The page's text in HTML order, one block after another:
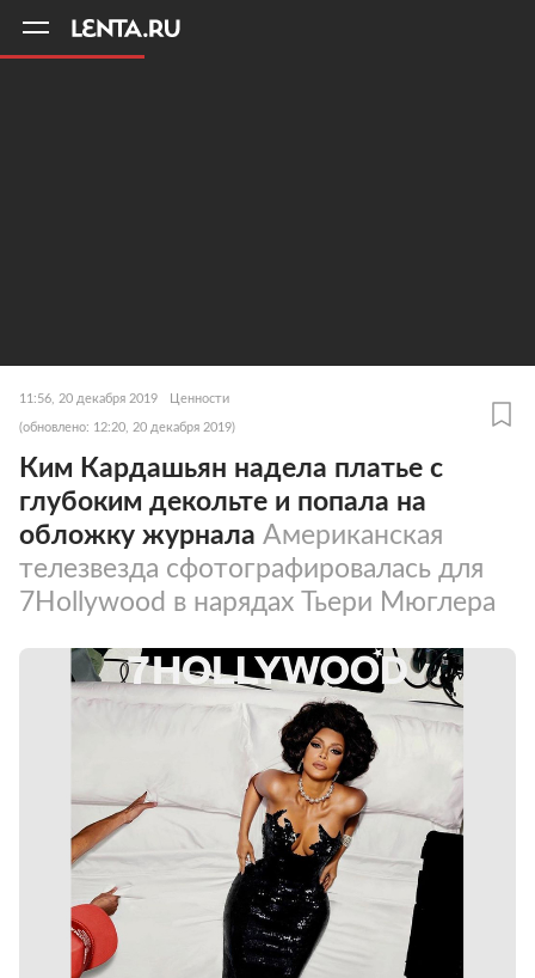
11:56, 20 декабря 2019 Ценности
(обновлено: 12:20, 20 декабря 2019)
Ким Кардашьян надела платье с
глубоким декольте и попала на
обложку журнала Американская
телезвезда сфотографировалась для
7Hollywood в нарядах Тьери Мюглера